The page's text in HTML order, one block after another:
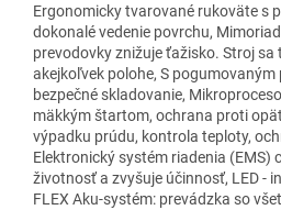
Ergonomicky tvarované rukoväte s
dokonalé vedenie povrchu,
prevodovky znižuje ťažisko. Stroj sa
akejkoľvek polohe, S
bezpečné skladovanie,
mäkkým štartom, ochrana proti
výpadku prúdu, kontrola teploty,
Elektronický systém riadenia (EMS)
životnosť a zvyšuje účinnosť, LED -
FLEX Aku-systém: prevádzka so